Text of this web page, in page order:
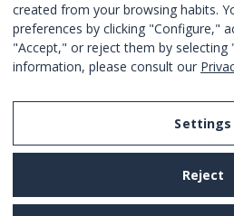
I Agree with the terms and
created from your browsing habits.
preferences by clicking "Configure,"
"Accept," or reject them by selecting
information, please consult our
Settings
Reject
Legal
Privacy and
Terms and